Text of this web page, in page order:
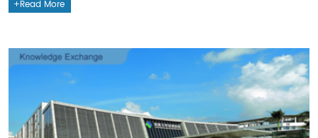
Read More